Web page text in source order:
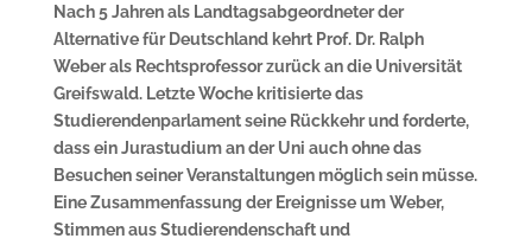
Nach 5 Jahren als Landtagsabgeordneter der
Alternative für Deutschland kehrt Prof. Dr. Ralph
Weber als Rechtsprofessor zurück an die Universität
Greifswald. Letzte Woche kritisierte das
Studierendenparlament seine Rückkehr und forderte,
dass ein Jurastudium an der Uni auch ohne das
Besuchen seiner Veranstaltungen möglich sein müsse.
Eine Zusammenfassung der Ereignisse um Weber,
Stimmen aus Studierendenschaft und